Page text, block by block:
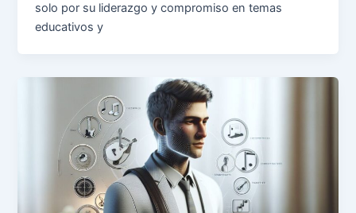
solo por su liderazgo y compromiso en temas
educativos y